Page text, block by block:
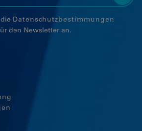
Datenschutzbestimmungen
den Newsletter an.